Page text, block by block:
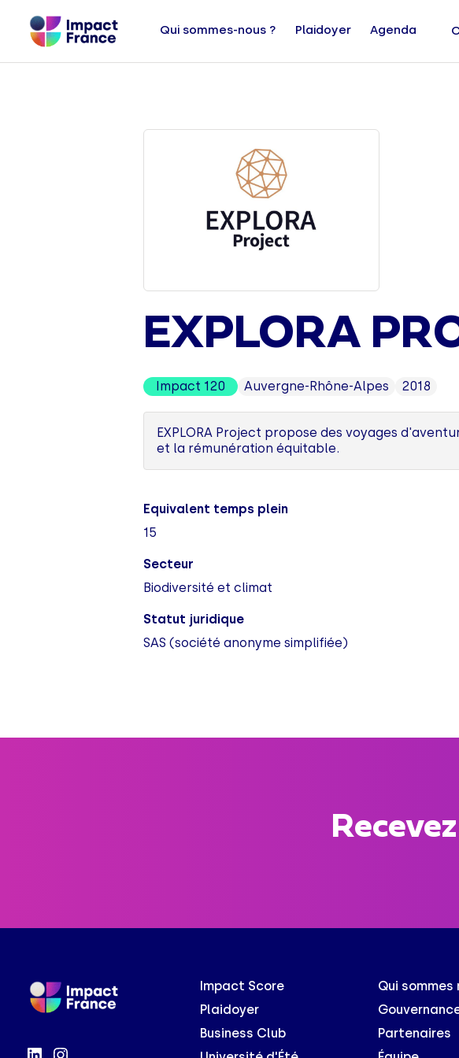
Qui sommes-nous ? Plaidoyer Agenda
EXPLORA
Impact 120 Auvergne-Rhône-Alpes 2018
EXPLORA Project propose des voyages
et la rémunération équitable.
Equivalent temps plein
15
Secteur
Biodiversité et climat
Statut juridique
SAS (société anonyme simplifiée)
Impact Score
Plaidoyer
Business Club
Qui sommes
Partenaires